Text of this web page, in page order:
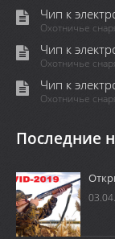
Чип к
Охотничье
Чип к
Охотничье
Чип к
Охотничье
Последние